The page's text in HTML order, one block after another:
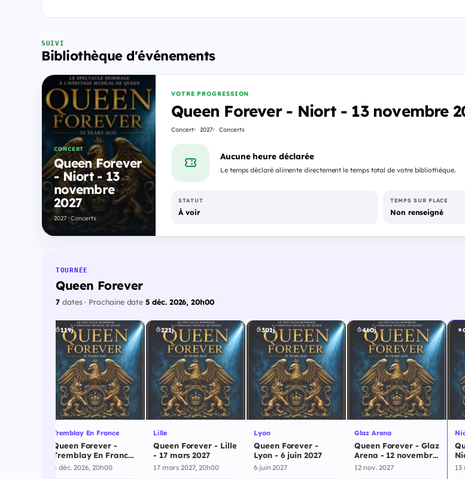
SUIVI
Bibliothèque d'événements
CONCERT
Queen Forever
- Niort - 13
novembre
2027
2027 · Concerts
VOTRE PROGRESSION
Queen Forever - Niort - 13 novembre
Concert 2027 Concerts
Aucune heure déclarée
Le temps déclaré alimente directement le temps total de votre bibliothèque.
STATUT
À voir
TEMPS SUR PLACE
Non renseigné
TOURNÉE
Queen Forever
7dates · Prochaine date5 déc. 2026, 20h00
119j
Tremblay En France
Queen Forever -
Tremblay En France
- 5 décembre 2026
5 déc. 2026, 20h00
221j
Lille
Queen Forever - Lille
- 17 mars 2027
17 mars 2027, 20h00
301j
Lyon
Queen Forever -
Lyon - 6 juin 2027
6 juin 2027
460j
Glaz Arena
Queen Forever - Glaz
Arena - 12 novembre
2027
12 nov. 2027 13